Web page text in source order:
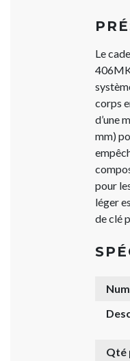
Le
corps
d’une
mm)
pour
léger
de clé
Qté